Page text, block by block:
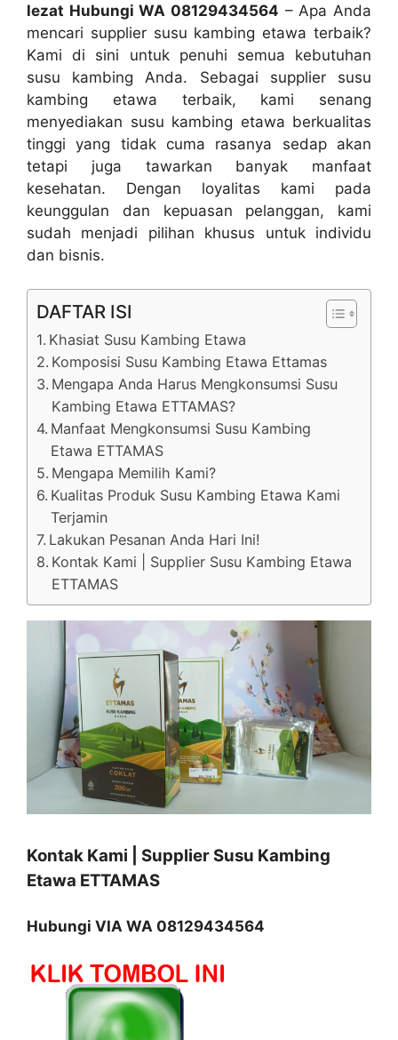
lezat Hubungi WA 08129434564 – Apa Anda
mencari supplier susu kambing etawa terbaik?
Kami di sini untuk penuhi semua kebutuhan
susu kambing Anda. Sebagai supplier susu
kambing etawa terbaik, kami senang
menyediakan susu kambing etawa berkualitas
tinggi yang tidak cuma rasanya sedap akan
tetapi juga tawarkan banyak manfaat
kesehatan. Dengan loyalitas kami pada
keunggulan dan kepuasan pelanggan, kami
sudah menjadi pilihan khusus untuk individu
dan bisnis.
DAFTAR ISI
Khasiat Susu Kambing Etawa
Komposisi Susu Kambing Etawa Ettamas
Mengapa Anda Harus Mengkonsumsi Susu
Kambing Etawa ETTAMAS?
Manfaat Mengkonsumsi Susu Kambing
Etawa ETTAMAS
Mengapa Memilih Kami?
Kualitas Produk Susu Kambing Etawa Kami
Terjamin
Lakukan Pesanan Anda Hari Ini!
Kontak Kami | Supplier Susu Kambing Etawa
ETTAMAS
Kontak Kami | Supplier Susu Kambing
Etawa ETTAMAS
Hubungi VIA WA 08129434564